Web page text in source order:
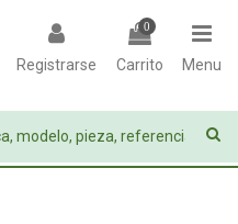
Registrarse
0
Carrito Menu